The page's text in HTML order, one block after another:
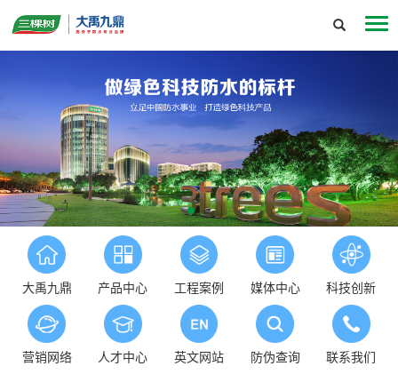
大禹九鼎 产品中心 工程案例 媒体中心 科技创新
营销网络 人才中心 英文网站 防伪查询 联系我们